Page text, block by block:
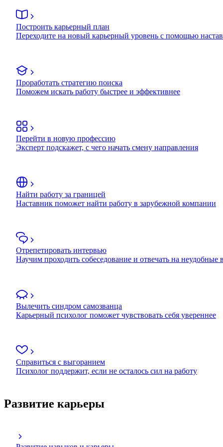
Построить карьерный план
Переходите на новый карьерный уровень с помощью
Проработать стратегию поиска
Поможем искать работу быстрее и эффективнее
Перейти в новую профессию
Эксперт подскажет, с чего начать смену направления
Найти работу за границей
Наставник поможет найти работу в зарубежной компании
Отрепетировать интервью
Научим проходить собеседование и отвечать на неудобные
Вылечить синдром самозванца
Карьерный психолог поможет чувствовать себя увереннее
Справиться с выгоранием
Психолог поддержит, если не осталось сил на работу
Развитие карьеры